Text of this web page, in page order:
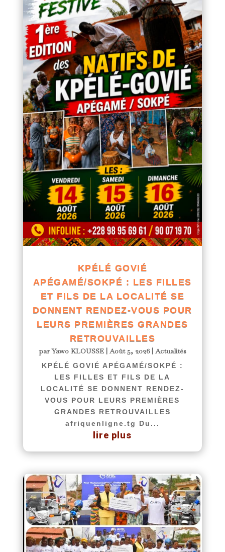
KPÉLÉ GOVIÉ
APÉGAMÉ/SOKPÉ : LES FILLES
ET FILS DE LA LOCALITÉ SE
DONNENT RENDEZ-VOUS POUR
LEURS PREMIÈRES GRANDES
RETROUVAILLES
parYawo KLOUSSE|Août 5, 2026|Actualités
KPÉLÉ GOVIÉ APÉGAMÉ/SOKPÉ :
LES FILLES ET FILS DE LA
LOCALITÉ SE DONNENT RENDEZ-
VOUS POUR LEURS PREMIÈRES
GRANDES RETROUVAILLES
afriquenligne.tg Du...
lire plus